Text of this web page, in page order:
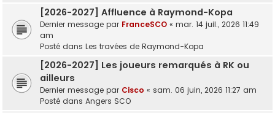
[2026-2027] Affluence à Raymond-Kopa
Dernier message par FranceSCO « mar. 14 juil., 2026 11:49
am
Posté dans Les travées de Raymond-Kopa
[2026-2027] Les joueurs remarqués à RK ou
ailleurs
Dernier message par Cisco « sam. 06 juin, 2026 11:27 am
Posté dans Angers SCO